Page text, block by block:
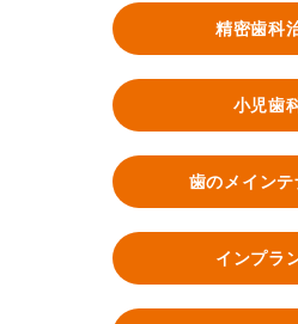
精密歯科
小児歯
歯のメインテ
インプラ